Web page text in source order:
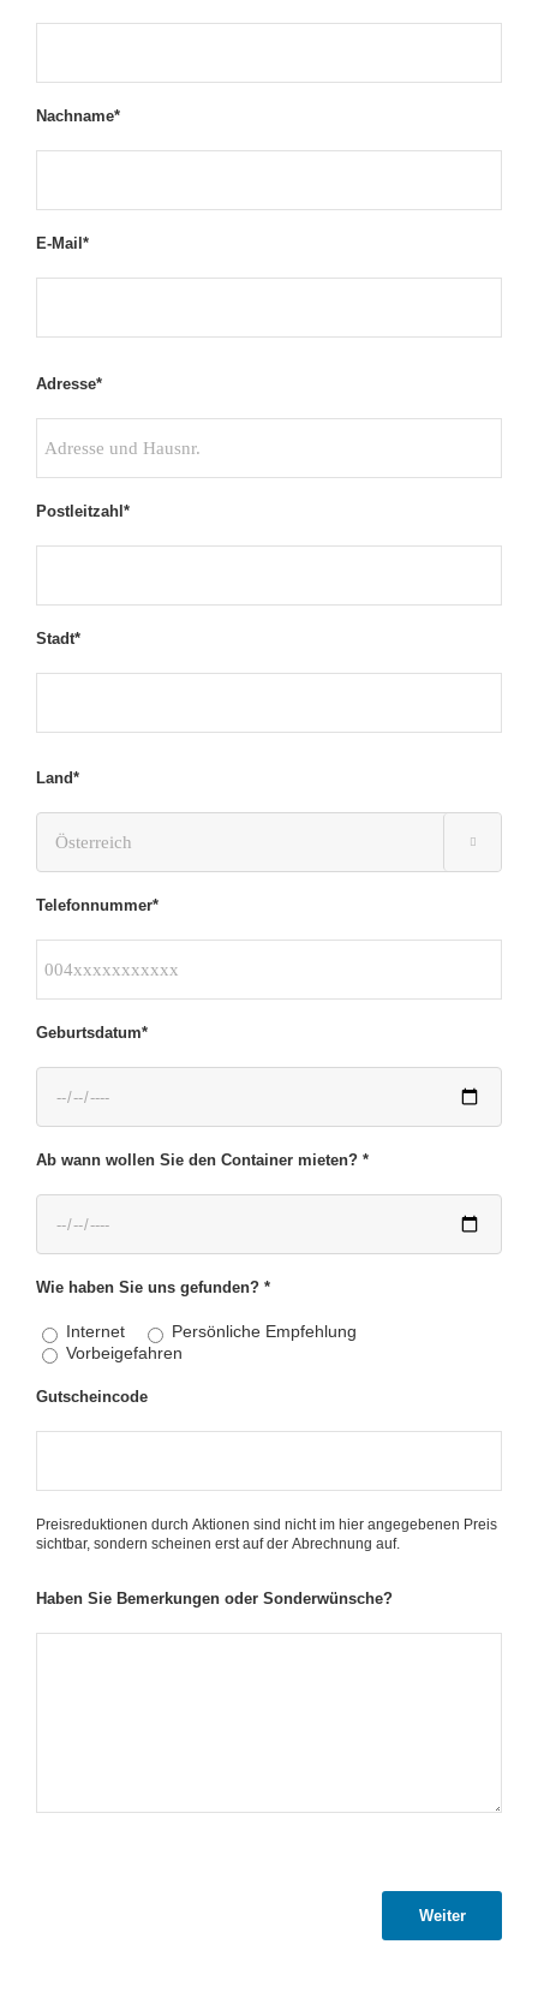
Nachname*
E-Mail*
Adresse*
Postleitzahl*
Stadt*
Land*

Telefonnummer*
Geburtsdatum*
Ab wann wollen Sie den Container mieten? *
Wie haben Sie uns gefunden? *
Internet
Persönliche Empfehlung
Vorbeigefahren
Gutscheincode
Preisreduktionen durch Aktionen sind nicht im hier angegebenen Preis
sichtbar, sondern scheinen erst auf der Abrechnung auf.
Haben Sie Bemerkungen oder Sonderwünsche?
Weiter